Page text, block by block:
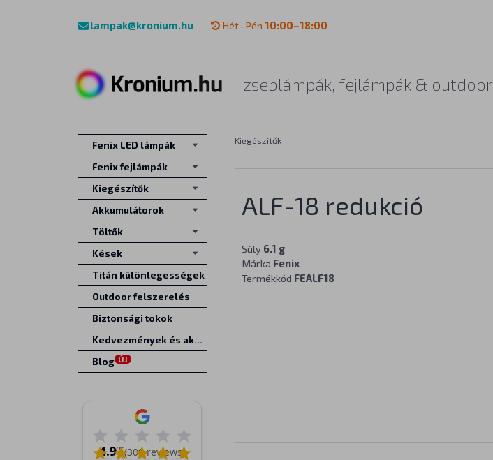
lampak@kronium.hu Hét–Pén 10:00–18:00
zseblámpák, fejlámpák & outdoor
Kiegészítők
ALF-18 redukció
Súly 6.1 g
Márka Fenix
Termékkód FEALF18
Fenix LED lámpák
Fenix fejlámpák
Kiegészítők
Akkumulátorok
Töltők
Kések
Titán különlegességek
Outdoor felszerelés
Biztonsági tokok
Kedvezmények és akciók
Blog ÚJ
4.9/5(309 reviews)